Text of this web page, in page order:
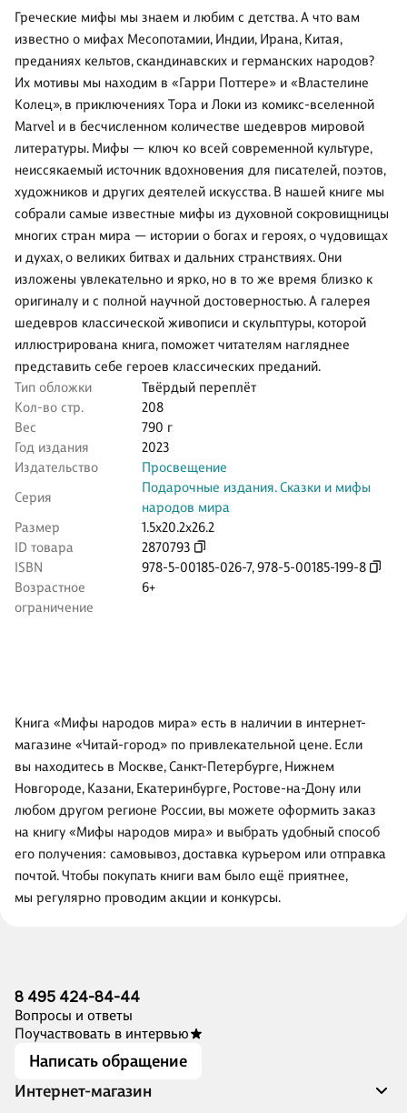
Греческие мифы мы знаем и любим с детства. А что вам
известно о мифах Месопотамии, Индии, Ирана, Китая,
преданиях кельтов, скандинавских и германских народов?
Их мотивы мы находим в «Гарри Поттере» и «Властелине
Колец», в приключениях Тора и Локи из комикс-вселенной
Marvel и в бесчисленном количестве шедевров мировой
литературы. Мифы — ключ ко всей современной культуре,
неиссякаемый источник вдохновения для писателей, поэтов,
художников и других деятелей искусства. В нашей книге мы
собрали самые известные мифы из духовной сокровищницы
многих стран мира — истории о богах и героях, о чудовищах
и духах, о великих битвах и дальних странствиях. Они
изложены увлекательно и ярко, но в то же время близко к
оригиналу и с полной научной достоверностью. А галерея
шедевров классической живописи и скульптуры, которой
иллюстрирована книга, поможет читателям нагляднее
представить себе героев классических преданий.
Тип обложки
Твёрдый переплёт
Кол-во стр.
208
Вес
790 г
Год издания
2023
Издательство
Просвещение
Серия
Подарочные издания. Сказки и мифы
народов мира
Размер
1.5x20.2x26.2
ID товара
2870793
ISBN
978-5-00185-026-7,978-5-00185-199-8
Возрастное
ограничение
6+
Книга «Мифы народов мира» есть в наличии в интернет-
магазине «Читай-город» по привлекательной цене. Если
вы находитесь в Москве, Санкт-Петербурге, Нижнем
Новгороде, Казани, Екатеринбурге, Ростове-на-Дону или
любом другом регионе России, вы можете оформить заказ
на книгу «Мифы народов мира» и выбрать удобный способ
его получения: самовывоз, доставка курьером или отправка
почтой. Чтобы покупать книги вам было ещё приятнее,
мы регулярно проводим акции и конкурсы.
8 495 424-84-44
Вопросы и ответы
Поучаствовать в интервью
Написать обращение
Интернет-магазин